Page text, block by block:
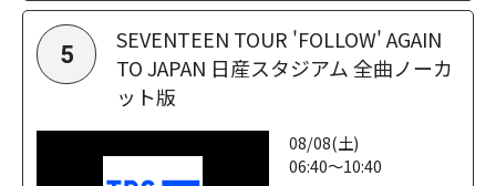
5
SEVENTEEN TOUR 'FOLLOW' AGAIN
TO JAPAN 日産スタジアム 全曲ノーカ
ット版
08/08(土)
06:40～10:40